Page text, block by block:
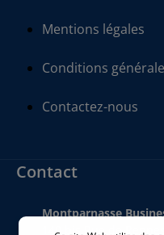
Mentions légales
Conditions
Contactez-nous
Contact
Montparnasse
140 bis Rue de Rennes